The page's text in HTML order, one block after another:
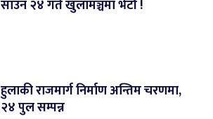
साउन २४ गते खुलामञ्चमा भेटौं !
हुलाकी राजमार्ग निर्माण अन्तिम चरणमा,
२४ पुल सम्पन्न